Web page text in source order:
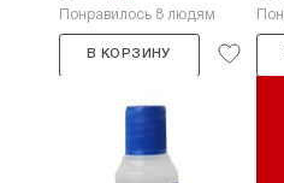
Понравилось 8 людям
В КОРЗИНУ